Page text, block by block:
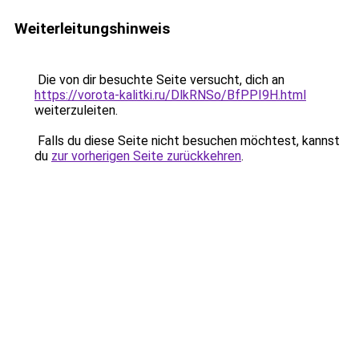
Weiterleitungshinweis
Die von dir besuchte Seite versucht, dich an
https://vorota-kalitki.ru/DlkRNSo/BfPPI9H.html
weiterzuleiten.
Falls du diese Seite nicht besuchen möchtest, kannst
du zur vorherigen Seite zurückkehren.